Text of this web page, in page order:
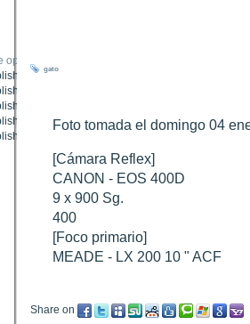
oposición 2020
"Saturno 20 noviembre 2003
"
"
" Oposición Marte 28 Octubre 2020".
" Marte oposición octubre 2020 vs NASA
gato
Foto tomada el domingo 04
[Cámara Reflex]
CANON - EOS 400D
9 x 900 Sg.
400
[Foco primario]
MEADE - LX 200 10 " ACF
Share on